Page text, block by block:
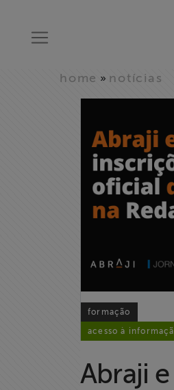
home » notícias
formação
acesso à
Abraji